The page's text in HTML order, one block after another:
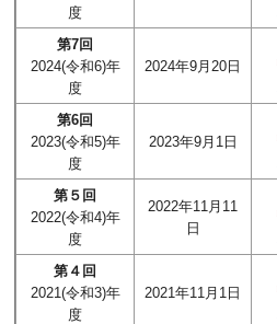
度
第7回
2024(令和6)年
度
2024年9月20日
第6回
2023(令和5)年
度
2023年9月1日
第５回
2022(令和4)年
度
2022年11月11
日
第４回
2021(令和3)年
度
2021年11月1日